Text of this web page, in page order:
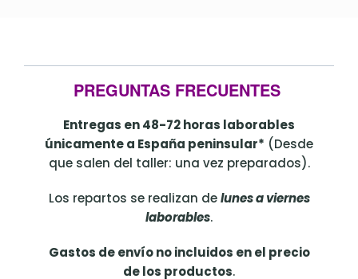
PREGUNTAS FRECUENTES
Entregas en 48-72 horas laborables
únicamente a España peninsular* (Desde
que salen del taller: una vez preparados).
Los repartos se realizan delunes a viernes
laborables.
Gastos de envío no incluidos en el precio
de los productos.